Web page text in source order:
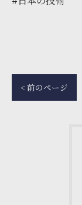
< 前のページ